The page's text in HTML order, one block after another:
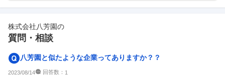
株式会社八芳園の
質問・相談
八芳園と似たような企業ってありますか？？
2023/08/14 回答数： 1